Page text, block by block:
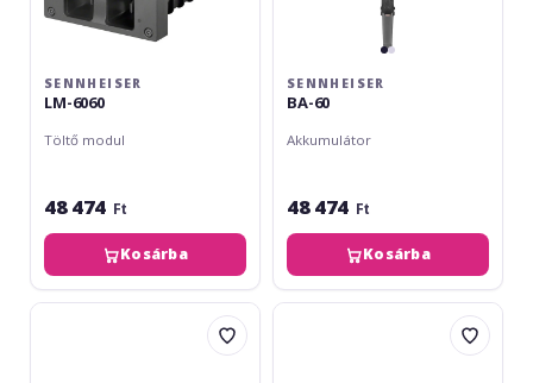
SENNHEISER
LM-6060
Töltő modul
48 474 Ft
Kosárba
SENNHEISER
BA-60
Akkumulátor
48 474 Ft
Kosárba
Shure
Sennheiser